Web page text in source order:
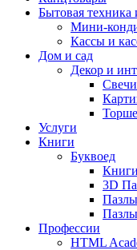
Бытовая техника
Мини-
Кассы и
Дом и сад
Декор и
Услуги
Книги
Буквоед
3D
Пазлы
Пазлы
Профессии
HTML